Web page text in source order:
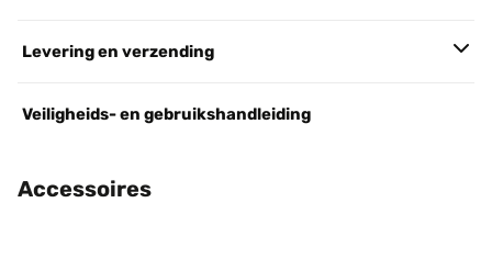
Levering en verzending
Veiligheids- en gebruikshandleiding
Accessoires